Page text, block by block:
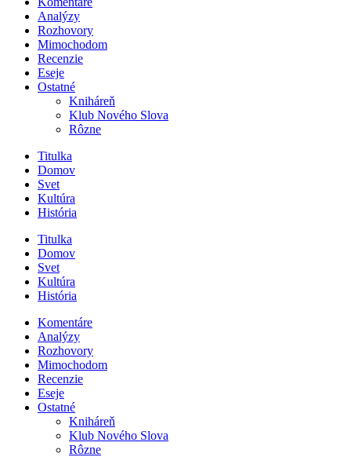
Analýzy
Rozhovory
Mimochodom
Recenzie
Eseje
Ostatné
Kniháreň
Klub Nového Slova
Rôzne
Titulka
Domov
Svet
Kultúra
História
Titulka
Domov
Svet
Kultúra
História
Komentáre
Analýzy
Rozhovory
Mimochodom
Recenzie
Eseje
Ostatné
Kniháreň
Klub Nového Slova
Rôzne